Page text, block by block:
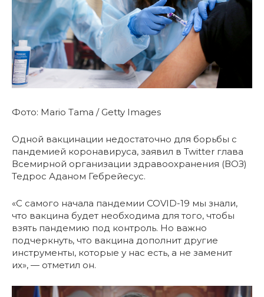
Фото: Mario Tama / Getty Images
Одной вакцинации недостаточно для борьбы с
пандемией коронавируса, заявил в Twitter глава
Всемирной организации здравоохранения (ВОЗ)
Тедрос Аданом Гебрейесус.
«С самого начала пандемии COVID-19 мы знали,
что вакцина будет необходима для того, чтобы
взять пандемию под контроль. Но важно
подчеркнуть, что вакцина дополнит другие
инструменты, которые у нас есть, а не заменит
их», — отметил он.